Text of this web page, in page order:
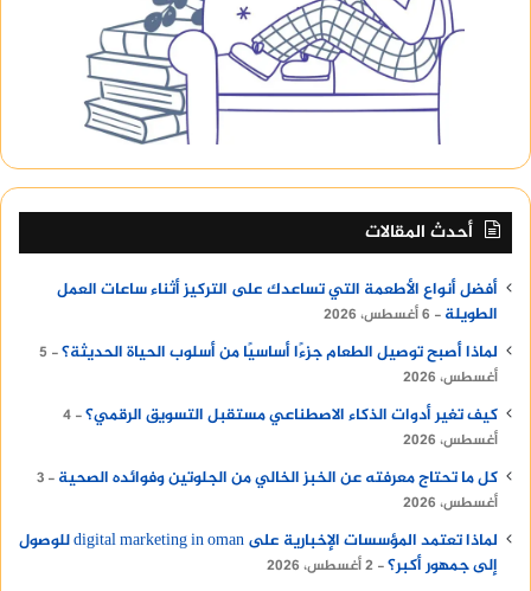
أحدث المقالات
أفضل أنواع الأطعمة التي تساعدك على التركيز أثناء ساعات العمل
الطويلة
6 أغسطس، 2026
لماذا أصبح توصيل الطعام جزءًا أساسيًا من أسلوب الحياة الحديثة؟
5
أغسطس، 2026
كيف تغير أدوات الذكاء الاصطناعي مستقبل التسويق الرقمي؟ 4
أغسطس، 2026
كل ما تحتاج معرفته عن الخبز الخالي من الجلوتين وفوائده الصحية
3
أغسطس، 2026
لماذا تعتمد المؤسسات الإخبارية على digital marketing in oman للوصول
إلى جمهور أكبر؟ 2 أغسطس، 2026